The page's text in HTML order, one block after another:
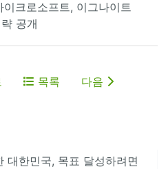
크로소프트, 이그나이트
공개
목록 다음
대한민국, 목표 달성하려면